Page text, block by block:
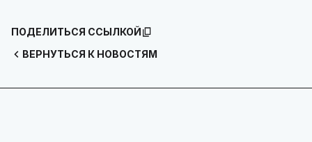
ВЕРНУТЬСЯ К НОВОСТЯМ
ПОДЕЛИТЬСЯ ССЫЛКОЙ